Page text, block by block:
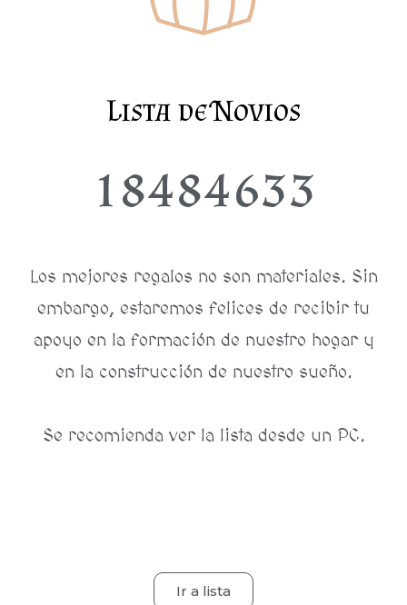
Lista de Novios
18484633
Los mejores regalos no son materiales. Sin
embargo, estaremos felices de recibir tu
apoyo en la formación de nuestro hogar y
en la construcción de nuestro sueño.
Se recomienda ver la lista desde un PC.
Ir a lista